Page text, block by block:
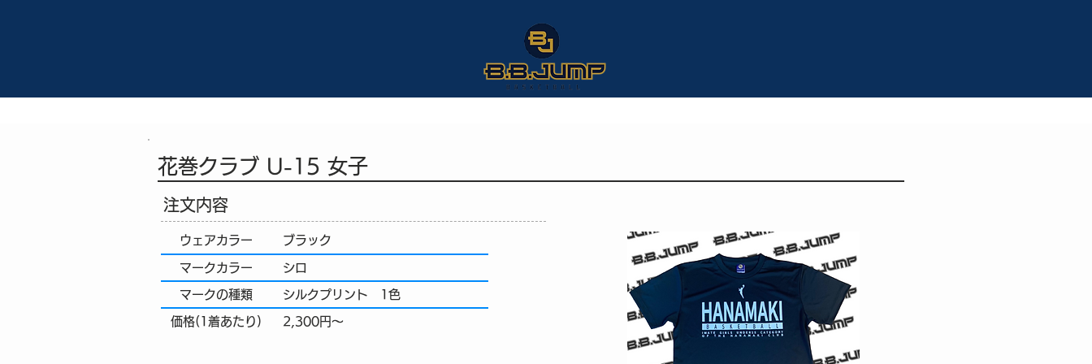
花巻クラブ U-15 女子
注文内容
​ウェアカラー ブラック
マークカラー シロ
マークの種類 シルクプリント 1色
価格(1着あたり) 2,300円～